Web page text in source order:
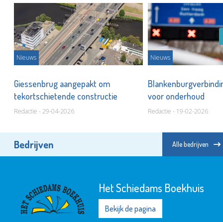
Nieuws
Giessenbrug aangepakt om
tekortschietende constructie
Redactie - 29-04-2026
Nieuws
voor onderhoud
Redactie - 19-02-2026
Bedrijven Alle bedrijven
Het Schiedams Boekhuis
Bekijk de pagina